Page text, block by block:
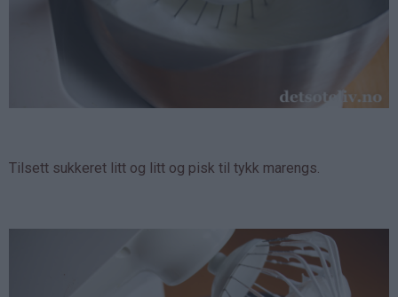
Tilsett sukkeret litt og litt og pisk til tykk marengs.